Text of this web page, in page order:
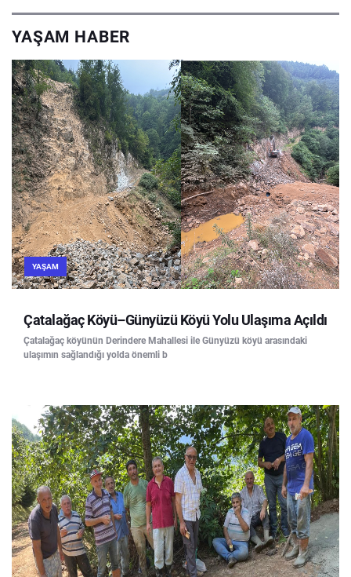
YAŞAM HABER
YAŞAM
Çatalağaç Köyü–Günyüzü Köyü Yolu Ulaşıma Açıldı
Çatalağaç köyünün Derindere Mahallesi ile Günyüzü köyü arasındaki
ulaşımın sağlandığı yolda önemli b